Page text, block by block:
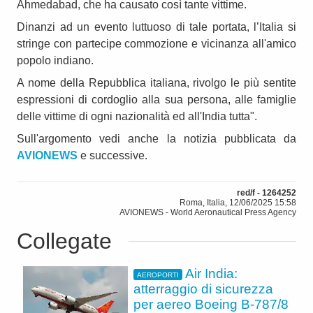
Ahmedabad, che ha causato così tante vittime.
Dinanzi ad un evento luttuoso di tale portata, l’Italia si
stringe con partecipe commozione e vicinanza all'amico
popolo indiano.
A nome della Repubblica italiana, rivolgo le più sentite
espressioni di cordoglio alla sua persona, alle famiglie
delle vittime di ogni nazionalità ed all'India tutta".
Sull'argomento vedi anche la notizia pubblicata da
AVIONEWS e successive.
red/f - 1264252
Roma, Italia, 12/06/2025 15:58
AVIONEWS - World Aeronautical Press Agency
Collegate
AEROPORTI
Air India:
atterraggio di sicurezza
per aereo Boeing B-787/8